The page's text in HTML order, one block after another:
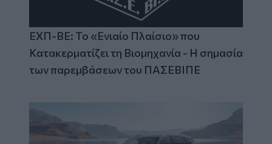
ΕΧΠ-ΒΕ: Το «Ενιαίο Πλαίσιο» που
Κατακερματίζει τη Βιομηχανία - Η σημασία
των παρεμβάσεων του ΠΑΣΕΒΙΠΕ